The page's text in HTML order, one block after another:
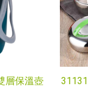
層保溫壺